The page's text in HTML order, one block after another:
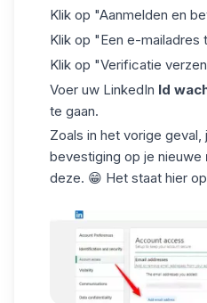
Klik op "Aanmelden en
Klik op "Een e-mailadres
Klik op "Verificatie
Voer uw LinkedIn Id
te gaan.
Zoals in het vorige geval,
bevestiging op je nieuwe
deze. 😁 Het staat hier